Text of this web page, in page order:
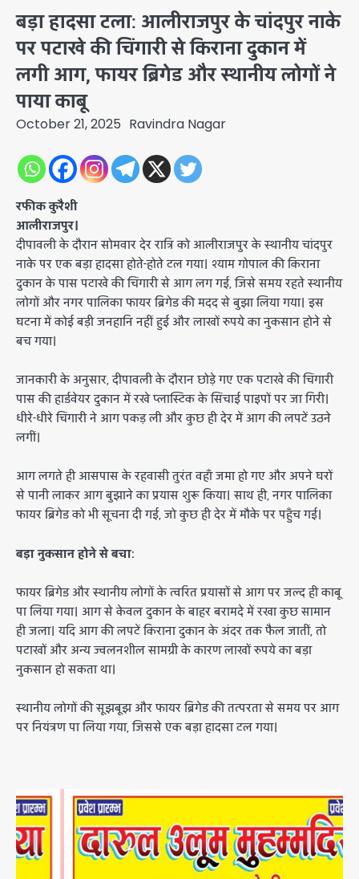
बड़ा हादसा टला: आलीराजपुर के चांदपुर नाके
पर पटाखे की चिंगारी से किराना दुकान में
लगी आग, फायर ब्रिगेड और स्थानीय लोगों ने
पाया काबू
October 21, 2025 Ravindra Nagar
रफीक कुरैशी
आलीराजपुर।
दीपावली के दौरान सोमवार देर रात्रि को आलीराजपुर के स्थानीय चांदपुर
नाके पर एक बड़ा हादसा होते-होते टल गया। श्याम गोपाल की किराना
दुकान के पास पटाखे की चिंगारी से आग लग गई, जिसे समय रहते स्थानीय
लोगों और नगर पालिका फायर ब्रिगेड की मदद से बुझा लिया गया। इस
घटना में कोई बड़ी जनहानि नहीं हुई और लाखों रुपये का नुकसान होने से
बच गया।
जानकारी के अनुसार, दीपावली के दौरान छोड़े गए एक पटाखे की चिंगारी
पास की हार्डवेयर दुकान में रखे प्लास्टिक के सिंचाई पाइपों पर जा गिरी।
धीरे-धीरे चिंगारी ने आग पकड़ ली और कुछ ही देर में आग की लपटें उठने
लगीं।
आग लगते ही आसपास के रहवासी तुरंत वहाँ जमा हो गए और अपने घरों
से पानी लाकर आग बुझाने का प्रयास शुरू किया। साथ ही, नगर पालिका
फायर ब्रिगेड को भी सूचना दी गई, जो कुछ ही देर में मौके पर पहुँच गई।
बड़ा नुकसान होने से बचा:
फायर ब्रिगेड और स्थानीय लोगों के त्वरित प्रयासों से आग पर जल्द ही काबू
पा लिया गया। आग से केवल दुकान के बाहर बरामदे में रखा कुछ सामान
ही जला। यदि आग की लपटें किराना दुकान के अंदर तक फैल जातीं, तो
पटाखों और अन्य ज्वलनशील सामग्री के कारण लाखों रुपये का बड़ा
नुकसान हो सकता था।
स्थानीय लोगों की सूझबूझ और फायर ब्रिगेड की तत्परता से समय पर आग
पर नियंत्रण पा लिया गया, जिससे एक बड़ा हादसा टल गया।